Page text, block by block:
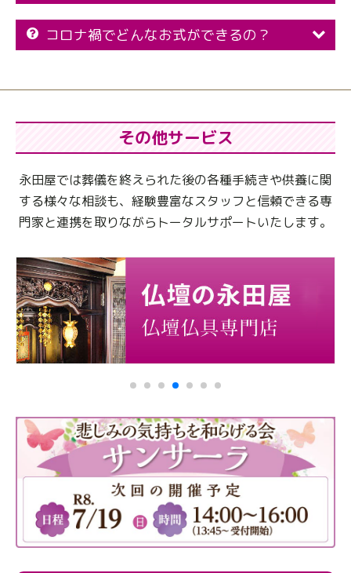
コロナ禍でどんなお式ができるの？
その他サービス
永田屋では葬儀を終えられた後の各種手続きや供養に関
する様々な相談も、 経験豊富なスタッフと信頼できる専
門家と連携を取りながらトータルサポートいたします。